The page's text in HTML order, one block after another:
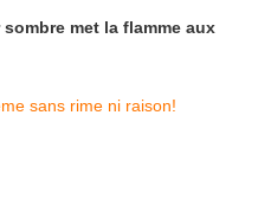
met la flamme aux